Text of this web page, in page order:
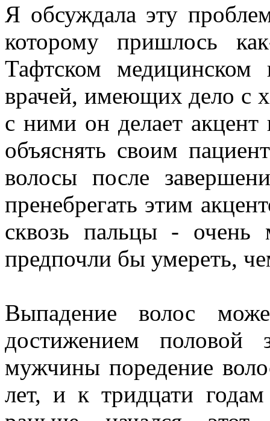
Я обсуждала эту
которому пришлось
Тафтском
врачей, имеющих дело с
с ними он делает
объяснять своим
волосы после
пренебрегать этим
сквозь пальцы -
предпочли бы умереть,
Выпадение волос
достижением половой
мужчины поредение
лет, и к тридцати